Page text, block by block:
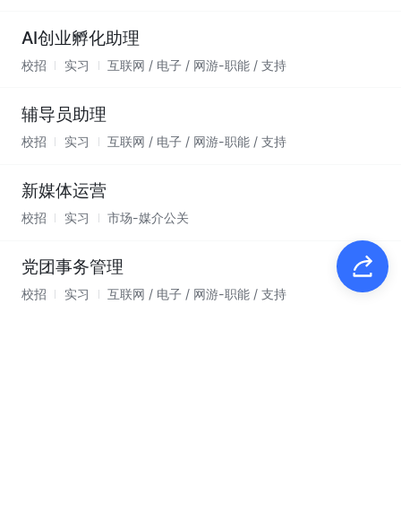
AI创业孵化助理
校招 实习 互联网 / 电子 / 网游-职能 / 支持
辅导员助理
校招 实习 互联网 / 电子 / 网游-职能 / 支持
新媒体运营
校招 实习 市场-媒介公关
党团事务管理
校招 实习 互联网 / 电子 / 网游-职能 / 支持